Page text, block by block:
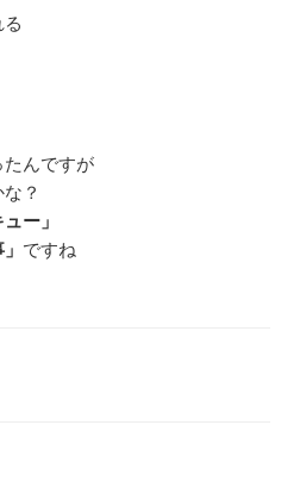
たんですが
？
ー」
ですね